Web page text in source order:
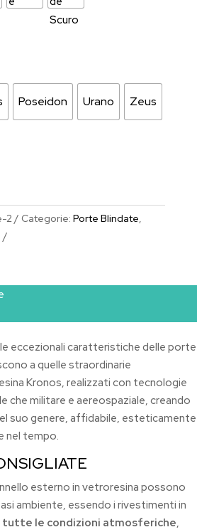
Poseidon Urano Zeus
2 Categorie: Porte Blindate,
eccezionali caratteristiche delle porte
a quelle straordinarie
Kronos, realizzati con tecnologie
che militare e aereospaziale, creando
suo genere, affidabile, esteticamente
nel tempo.
esterno in vetroresina possono
ambiente, essendo i rivestimenti in
le condizioni atmosferiche,